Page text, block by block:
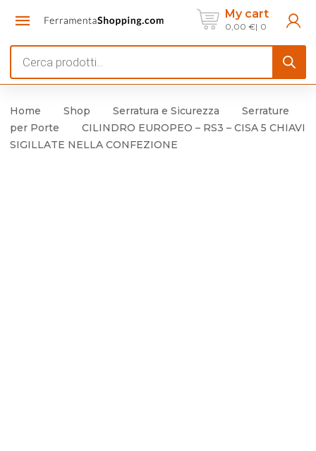
My cart
0,00 € 0
search
Home Shop Serratura e Sicurezza
Serrature
per Porte
CILINDRO EUROPEO – RS3 – CISA 5 CHIAVI
SIGILLATE NELLA CONFEZIONE